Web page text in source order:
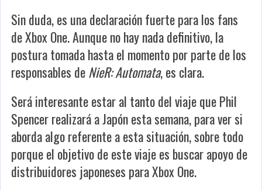
Sin duda, es una declaración fuerte para los fans
de Xbox One. Aunque no hay nada definitivo, la
postura tomada hasta el momento por parte de los
responsables deNieR: Automata, es clara.
Será interesante estar al tanto del viaje que Phil
Spencer realizará a Japón esta semana, para ver si
aborda algo referente a esta situación, sobre todo
porque el objetivo de este viaje es buscar apoyo de
distribuidores japoneses para Xbox One.